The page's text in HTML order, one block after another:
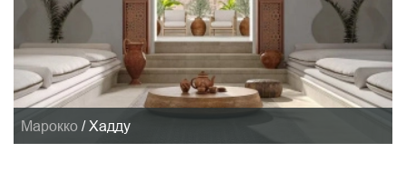
Марокко / Хадду